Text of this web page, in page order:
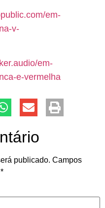
em-
v-
em-
e-vermelha
publicado. Campos
*